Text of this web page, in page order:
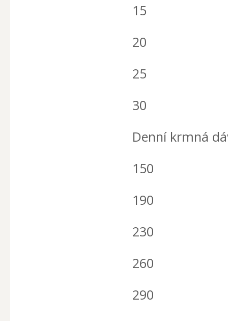
15
20
25
30
Denní krmná
150
190
230
260
290